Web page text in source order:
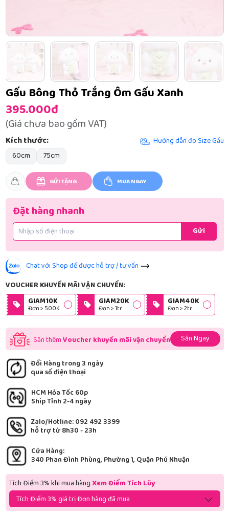
Gấu Bông Thỏ Trắng Ôm Gấu Xanh
395.000đ
(Giá chưa bao gồm VAT)
Kích thước:
Hướng dẫn đo Size Gấu
60cm
75cm
GỬI TẶNG MUA NGAY
Đặt hàng nhanh
Gửi
Chat với Shop để được hỗ trợ / tư vấn
VOUCHER KHUYẾN MÃI VẬN CHUYỂN:
GIAM10K
Đơn > 500K
GIAM20K
Đơn > 1tr
GIAM40K
Đơn > 2tr
Săn thêmVoucher khuyến mãi vận chuyển Săn Ngay
Đổi Hàng trong 3 ngày
qua số điện thoại
HCM Hỏa Tốc 60p
Ship Tỉnh 2-4 ngày
Zalo/Hotline: 092 492 3399
hỗ trợ từ 8h30 - 23h
Cửa Hàng:
340 Phan Đình Phùng, Phường 1, Quận Phú Nhuận
Tích Điểm 3% khi mua hàng Xem Điểm Tích Lũy
Tích Điểm 3% giá trị Đơn hàng đã mua